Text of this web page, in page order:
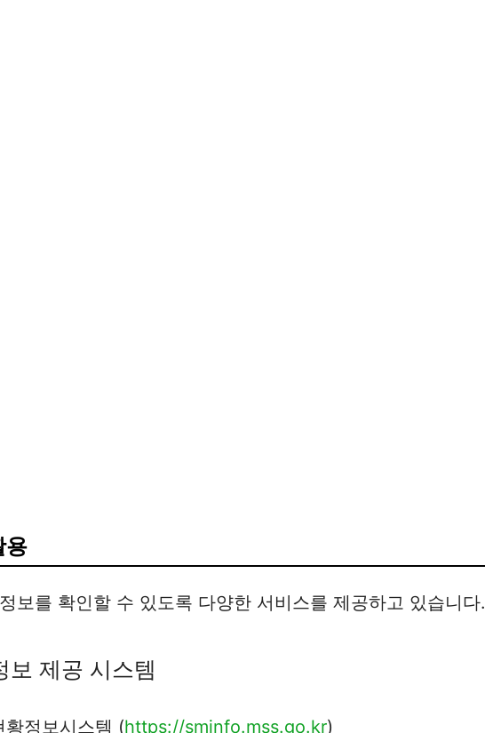
용
보를 확인할 수 있도록 다양한 서비스를 제공하고 있습니다.
보 제공 시스템
황정보시스템 (https://sminfo.mss.go.kr)